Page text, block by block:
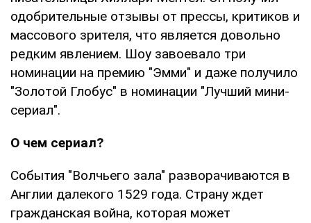
одобрительные отзывы от прессы, критиков и
массового зрителя, что является довольно
редким явлением. Шоу завоевало три
номинации на премию "Эмми" и даже получило
"Золотой Глобус" в номинации "Лучший мини-
сериал".
О чем сериал?
События "Волчьего зала" разворачиваются в
Англии далекого 1529 года. Страну ждет
гражданская война, которая может